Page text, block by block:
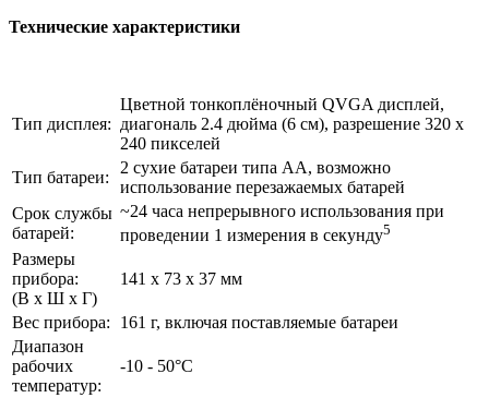
Технические характеристики
Тип дисплея:
Цветной тонкоплёночный QVGA дисплей,
диагональ 2.4 дюйма (6 см), разрешение 320 х
240 пикселей
Тип батареи:
2 сухие батареи типа АА, возможно
использование перезажаемых батарей
Срок службы
батарей:
~24 часа непрерывного использования при
проведении 1 измерения в секунду5
Размеры
прибора:
(В x Ш x Г)
141 x 73 x 37 мм
Вес прибора:
161 г, включая поставляемые батареи
Диапазон
рабочих
температур:
-10 - 50°C